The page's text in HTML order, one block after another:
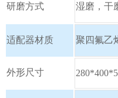
研磨方式 湿磨，干
适配器材质 聚四氟乙
外形尺寸